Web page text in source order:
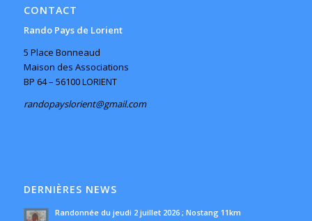
CONTACT
Rando Pays de Lorient
5 Place Bonneaud
Maison des Associations
BP 64 – 56100 LORIENT
randopayslorient@gmail.com
DERNIÈRES NEWS
Randonnée du jeudi 2 juillet 2026 ; Nostang 11km